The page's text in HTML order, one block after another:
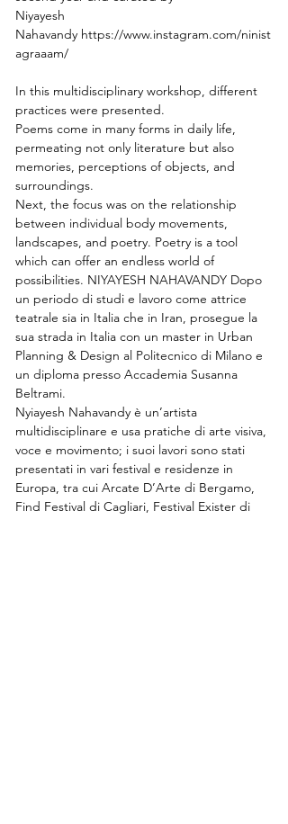
Niyayesh
Nahavandy https://www.instagram.com/ninist
agraaam/
In this multidisciplinary workshop, different
practices were presented.
Poems come in many forms in daily life,
permeating not only literature but also
memories, perceptions of objects, and
surroundings.
Next, the focus was on the relationship
between individual body movements,
landscapes, and poetry. Poetry is a tool
which can offer an endless world of
possibilities. NIYAYESH NAHAVANDY Dopo
un periodo di studi e lavoro come attrice
teatrale sia in Italia che in Iran, prosegue la
sua strada in Italia con un master in Urban
Planning & Design al Politecnico di Milano e
un diploma presso Accademia Susanna
Beltrami.
Nyiayesh Nahavandy è un’artista
multidisciplinare e usa pratiche di arte visiva,
voce e movimento; i suoi lavori sono stati
presentati in vari festival e residenze in
Europa, tra cui Arcate D’Arte di Bergamo,
Find Festival di Cagliari, Festival Exister di